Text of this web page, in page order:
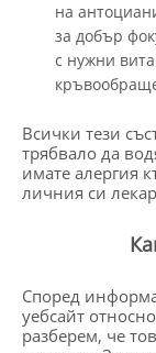
на
за добър
с нужни
Всички тези
трябвало да
имате алергия
личния си
Според
уебсайт
разберем, че